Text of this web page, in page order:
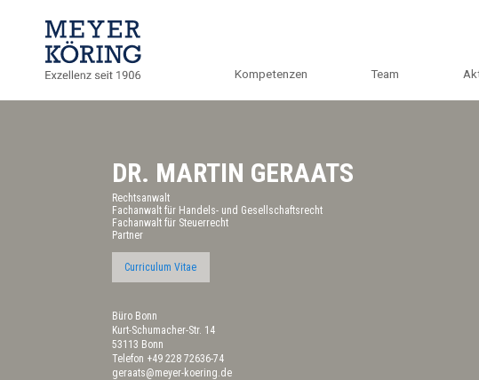
Kompetenzen Team
DR. MARTIN GERAATS
Rechtsanwalt
Fachanwalt für Handels- und Gesellschaftsrecht
Fachanwalt für Steuerrecht
Partner
Curriculum Vitae
Büro Bonn
Kurt-Schumacher-Str. 14
53113 Bonn
Telefon +49 228 72636-74
geraats@meyer-koering.de